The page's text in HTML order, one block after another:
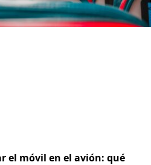
el móvil en el avión: qué